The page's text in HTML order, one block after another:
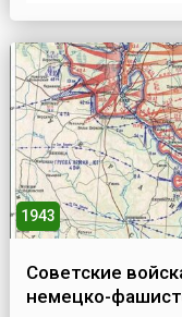
опилками
историй стали
1943
Советские
немецко-